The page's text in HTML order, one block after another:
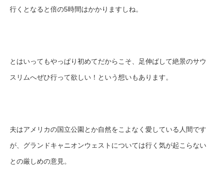
行くとなると倍の5時間はかかりますしね。
とはいってもやっぱり初めてだからこそ、足伸ばして絶景のサウ
スリムへぜひ行って欲しい！という想いもあります。
夫はアメリカの国立公園とか自然をこよなく愛している人間です
が、グランドキャニオンウェストについては行く気が起こらない
との厳しめの意見。